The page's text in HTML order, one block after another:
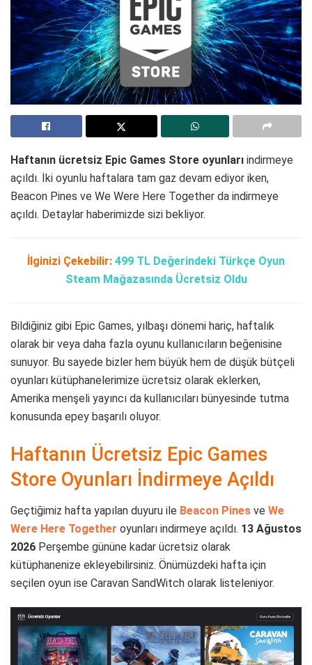
Haftanın ücretsiz Epic Games Store oyunları indirmeye
açıldı. İki oyunlu haftalara tam gaz devam ediyor iken,
Beacon Pines ve We Were Here Together da indirmeye
açıldı. Detaylar haberimizde sizi bekliyor.
İlginizi Çekebilir: 499 TL Değerindeki Türkçe Oyun
Steam Mağazasında Ücretsiz Oldu
Bildiğiniz gibi Epic Games, yılbaşı dönemi hariç, haftalık
olarak bir veya daha fazla oyunu kullanıcıların beğenisine
sunuyor. Bu sayede bizler hem büyük hem de düşük bütçeli
oyunları kütüphanelerimize ücretsiz olarak eklerken,
Amerika menşeli yayıncı da kullanıcıları bünyesinde tutma
konusunda epey başarılı oluyor.
Haftanın Ücretsiz Epic Games
Store Oyunları İndirmeye Açıldı
Geçtiğimiz hafta yapılan duyuru ile Beacon Pines ve We
Were Here Together oyunları indirmeye açıldı. 13 Ağustos
2026 Perşembe gününe kadar ücretsiz olarak
kütüphanenize ekleyebilirsiniz. Önümüzdeki hafta için
seçilen oyun ise Caravan SandWitch olarak listeleniyor.